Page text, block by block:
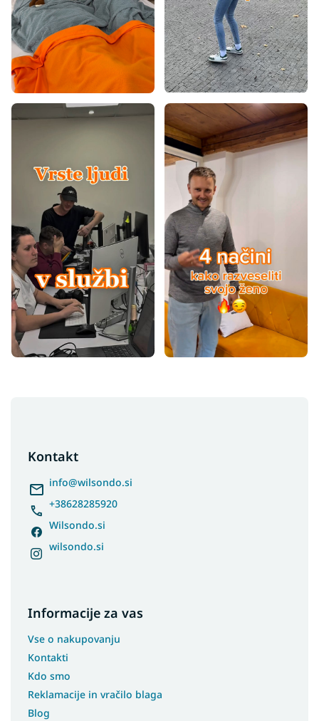
Vzmetnice glede na nosilnost - 100 kg
Kontakt
info@wilsondo.si
+38628285920
Wilsondo.si
wilsondo.si
Informacije za vas
Vse o nakupovanju
Kontakti
Kdo smo
Reklamacije in vračilo blaga
Blog